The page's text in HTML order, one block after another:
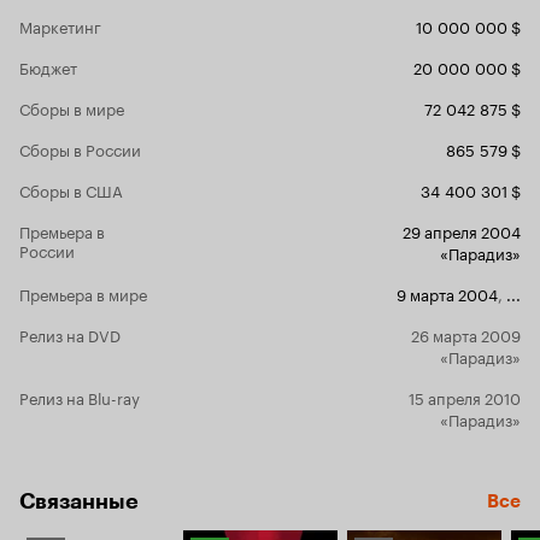
не дать сбить себя с толку режиссерской
время стирания воспоминаний Джоэла
позиции глупо любимого арт-хаузного кино.
Но уже за считанные минуты до финала, когда
все встает на свои места, и уже понятно, кто
кому и кем приходится, персонажи по ту
сторону экрана по-настоящему оживают, а их
образы просто-напросто “вгрызаются” в ваш
разум, оставляя неизгладимое впечатление от
рождают чувство грусти и счастья
напьется наших слез всласть… Резюме: Когда
“мастурбацию мозга”, а атмосферный финал
Маркетинг
10 000 000 $
Бюджет
20 000 000 $
Сборы в мире
72 042 875 $
Сборы в России
865 579 $
Сборы в США
34 400 301 $
Премьера в
России
29 апреля 2004
«Парадиз»
Премьера в мире
9 марта 2004
Релиз на DVD
26 марта 2009
«Парадиз»
Релиз на Blu-ray
15 апреля 2010
«Парадиз»
Связанные Все